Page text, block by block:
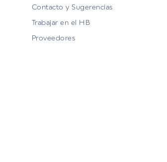
Contacto y Sugerencias
Trabajar en el HB
Proveedores